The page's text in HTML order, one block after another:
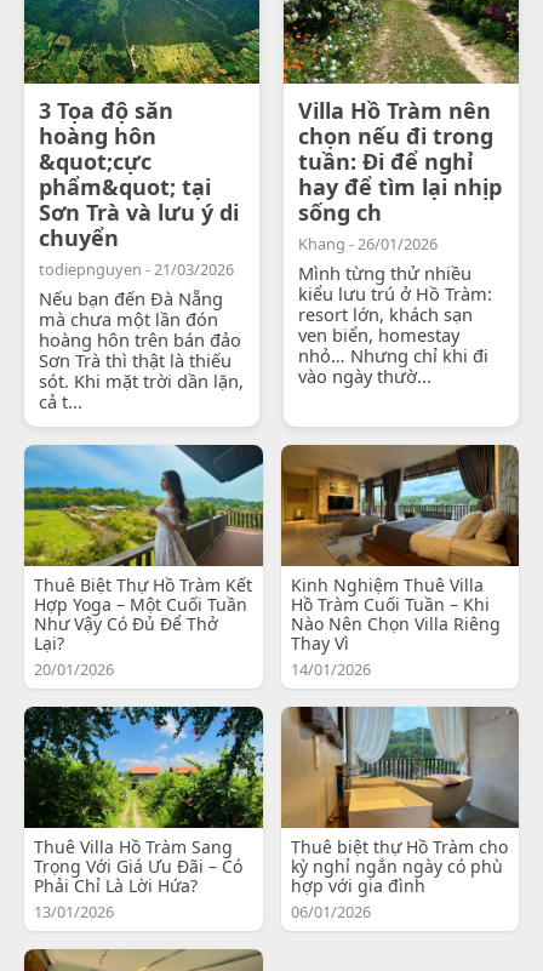
3 Tọa độ săn
hoàng hôn
&quot;cực
phẩm&quot; tại
Sơn Trà và lưu ý di
chuyển
todiepnguyen - 21/03/2026
Nếu bạn đến Đà Nẵng
mà chưa một lần đón
hoàng hôn trên bán đảo
Sơn Trà thì thật là thiếu
sót. Khi mặt trời dần lặn,
cả t...
Villa Hồ Tràm nên
chọn nếu đi trong
tuần: Đi để nghỉ
hay để tìm lại nhịp
sống ch
Khang - 26/01/2026
Mình từng thử nhiều
kiểu lưu trú ở Hồ Tràm:
resort lớn, khách sạn
ven biển, homestay
nhỏ… Nhưng chỉ khi đi
vào ngày thườ...
Thuê Biệt Thự Hồ Tràm Kết
Hợp Yoga – Một Cuối Tuần
Như Vậy Có Đủ Để Thở
Lại?
20/01/2026
Kinh Nghiệm Thuê Villa
Hồ Tràm Cuối Tuần – Khi
Nào Nên Chọn Villa Riêng
Thay Vì
14/01/2026
Thuê Villa Hồ Tràm Sang
Trọng Với Giá Ưu Đãi – Có
Phải Chỉ Là Lời Hứa?
13/01/2026
Thuê biệt thự Hồ Tràm cho
kỳ nghỉ ngắn ngày có phù
hợp với gia đình
06/01/2026